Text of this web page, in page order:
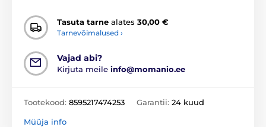
Tasuta tarne alates 30,00 €
Tarnevõimalused ›
Vajad abi?
Kirjuta meile info@momanio.ee
Tootekood: 8595217474253 Garantii: 24 kuud
Müüja info